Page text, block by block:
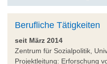
Berufliche Tätigkeiten
seit März 2014
Zentrum für Sozialpolitik,
Projektleitung: Erforschung